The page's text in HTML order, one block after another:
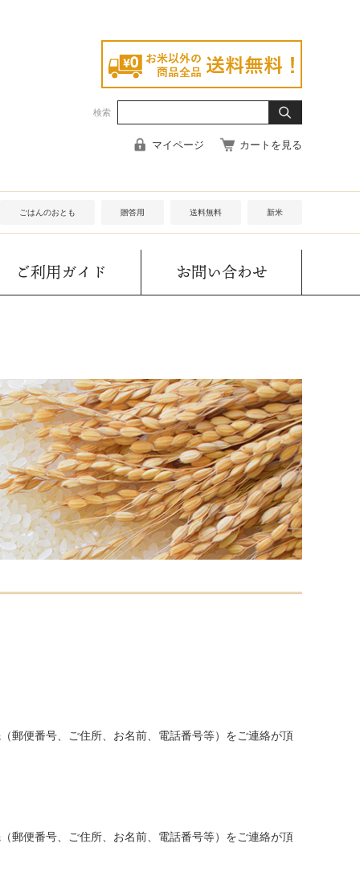
検索
マイページ カートを見る
ごはんのおとも 贈答用 送料無料 新米
ご利用ガイド お問い合わせ
郵便番号、ご住所、お名前、電話番号等）をご連絡が頂
郵便番号、ご住所、お名前、電話番号等）をご連絡が頂